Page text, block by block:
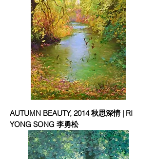
AUTUMN BEAUTY, 2014 秋思深情 | RI
YONG SONG 李勇松